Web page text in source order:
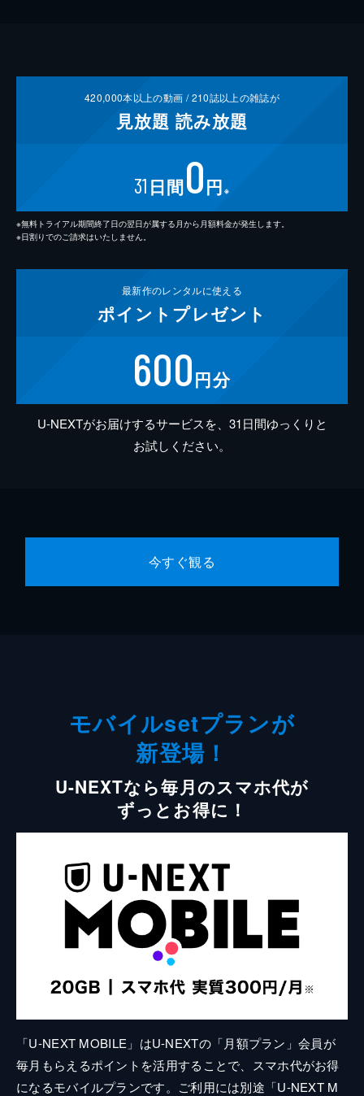
420,000本以上の動画 /210誌以上の雑誌が
見放題 読み放題
31 日間0円 ※
※無料トライアル期間終了日の翌日が属する月から月額料金が発生します。
※日割りでのご請求はいたしません。
最新作のレンタルに使える
ポイント プレゼント
600円分
U-NEXTがお届けするサービスを、31日間ゆっくりと
お試しください。
今すぐ観る
モバイルsetプランが
新登場！
U-NEXTなら毎月のスマホ代が
ずっとお得に！
「U-NEXT MOBILE」はU-NEXTの「月額プラン」会員が
毎月もらえるポイントを活用することで、スマホ代がお得
になるモバイルプランです。ご利用には別途「U-NEXT M